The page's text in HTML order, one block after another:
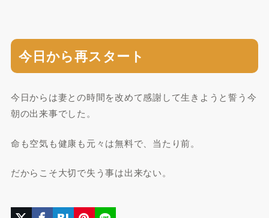
今日から再スタート
今日からは妻との時間を改めて感謝して生きようと誓う今
朝の出来事でした。
命も空気も健康も元々は無料で、当たり前。
だからこそ大切で失う事は出来ない。